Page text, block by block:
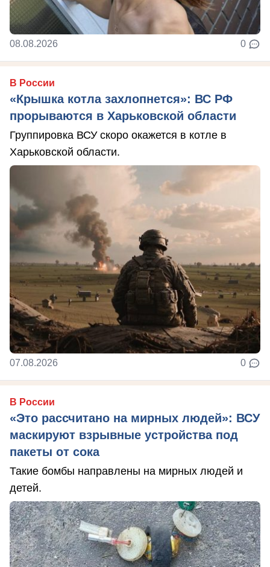
08.08.2026 0
В России
«Крышка котла захлопнется»: ВС РФ
прорываются в Харьковской области
Группировка ВСУ скоро окажется в котле в
Харьковской области.
07.08.2026 0
В России
«Это рассчитано на мирных людей»: ВСУ
маскируют взрывные устройства под
пакеты от сока
Такие бомбы направлены на мирных людей и
детей.